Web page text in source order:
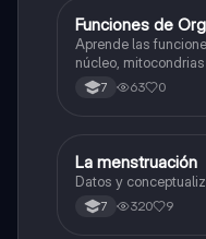
FBiologia
Funciones de
Aprende las
núcleo,
7 63 0
Biologia
La menstruación
Datos y
7 320 9